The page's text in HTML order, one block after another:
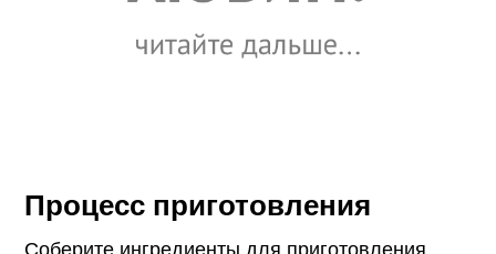
Процесс приготовления
Соберите ингредиенты для приготовления